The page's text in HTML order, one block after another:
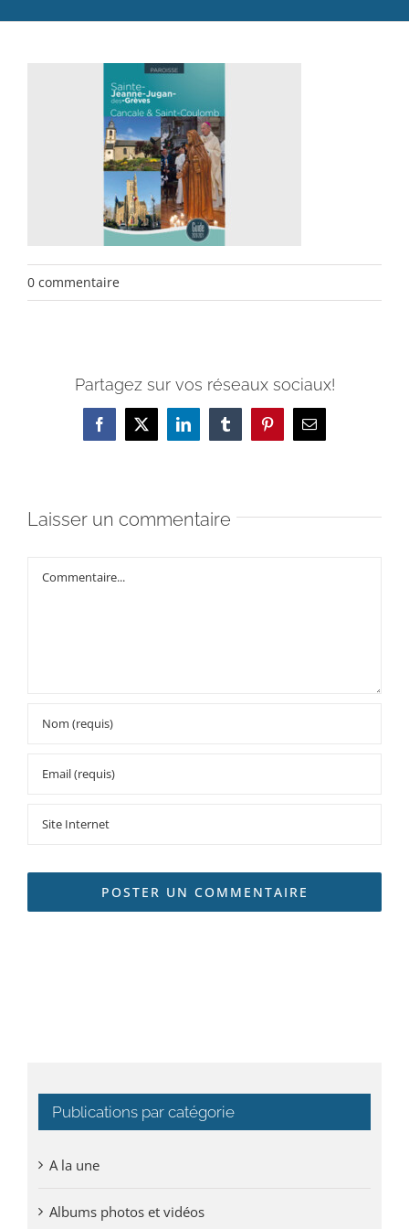
Adultes, jeunes et famille
0 commentaire
Partagez sur vos réseaux sociaux!
Facebook
X LinkedInTumblrPinterestEmail
Laisser un commentaire
Commentaire
Publications par catégorie
A la une
Albums photos et vidéos